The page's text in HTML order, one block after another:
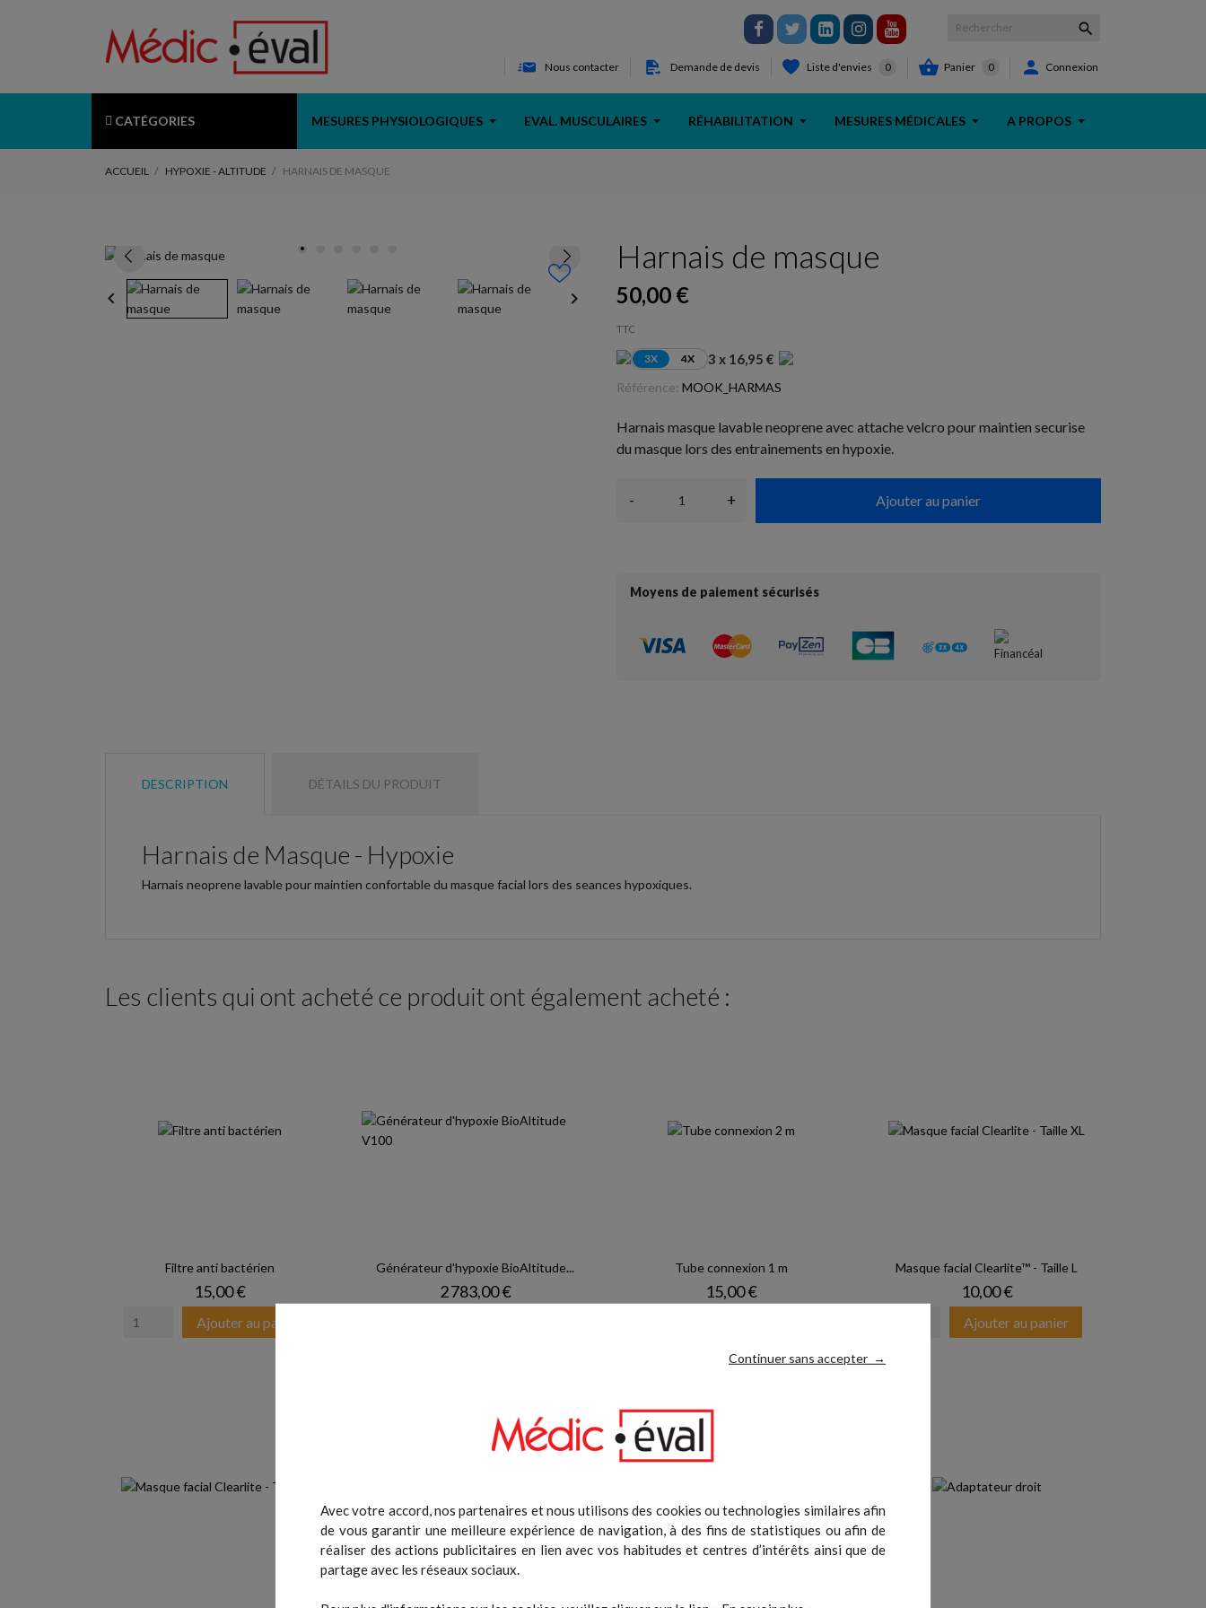
Continuer sans accepter →
Avec votre accord, nos partenaires et nous utilisons des cookies ou technologies similaires afin
de vous garantir une meilleure expérience de navigation, à des fins de statistiques ou afin de
réaliser des actions publicitaires en lien avec vos habitudes et centres d’intérêts ainsi que de
partage avec les réseaux sociaux.

Nous contacter Demande de devis Liste d'envies 0  Panier 0  Connexion
CATÉGORIES MESURES PHYSIOLOGIQUES EVAL. MUSCULAIRES RÉHABILITATION MESURES MÉDICALES A PROPOS
ACCUEIL HYPOXIE - ALTITUDE HARNAIS DE MASQUE
keyboard_arrow_left keyboard_arrow_right
Harnais de masque
50,00 €
TTC
3X 4X 3 x 16,95 €
Référence: MOOK_HARMAS
Harnais masque lavable neoprene avec attache velcro pour maintien securise
du masque lors des entrainements en hypoxie.
- + Ajouter au panier
Moyens de paiement sécurisés
DESCRIPTION DÉTAILS DU PRODUIT
Harnais de Masque - Hypoxie
Harnais neoprene lavable pour maintien confortable du masque facial lors des seances hypoxiques.
Les clients qui ont acheté ce produit ont également acheté :
Filtre anti bactérien
Prix
15,00 €
Ajouter au panier
Générateur d'hypoxie BioAltitude...
Prix
2 783,00 €
Tube connexion 1 m
Prix
15,00 €
Masque facial Clearlite™ - Taille L
Prix
10,00 €
Ajouter au panier